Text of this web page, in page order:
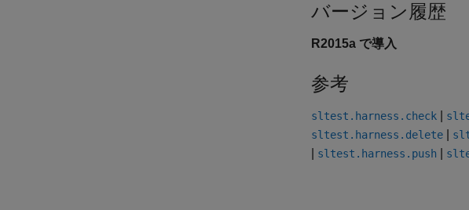
バージョン履歴
R2015a で導入
参考
sltest.harness.check
sltest.harness.delete
sltest.harness.push